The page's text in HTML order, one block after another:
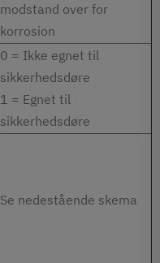
modstand over for
korrosion
0 = Ikke egnet til
sikkerhedsdøre
1 = Egnet til
sikkerhedsdøre
Se nedestående skema